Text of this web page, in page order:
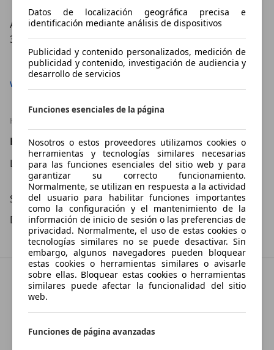
AVENIDA DE VIGO, 131
36214 VIGO
Mostrar número
www.mourentemotor.es
HORARIO
Horario
Lu – Vi
09:00 – 13:30 Hora
16:00
– 20:00 Hora
Sá
10:00 – 14:00 Hora
Do
Cerrado
Datos de localización geográfica precisa e
identificación mediante análisis de dispositivos
Publicidad y contenido personalizados, medición de
publicidad y contenido, investigación de audiencia y
desarrollo de servicios
Funciones esenciales de la página
Nosotros o estos proveedores utilizamos cookies o
herramientas y tecnologías similares necesarias
para las funciones esenciales del sitio web y para
garantizar su correcto funcionamiento.
Normalmente, se utilizan en respuesta a la actividad
del usuario para habilitar funciones importantes
como la configuración y el mantenimiento de la
información de inicio de sesión o las preferencias de
privacidad. Normalmente, el uso de estas cookies o
tecnologías similares no se puede desactivar. Sin
embargo, algunos navegadores pueden bloquear
estas cookies o herramientas similares o avisarle
sobre ellas. Bloquear estas cookies o herramientas
similares puede afectar la funcionalidad del sitio
web.
Funciones de página avanzadas